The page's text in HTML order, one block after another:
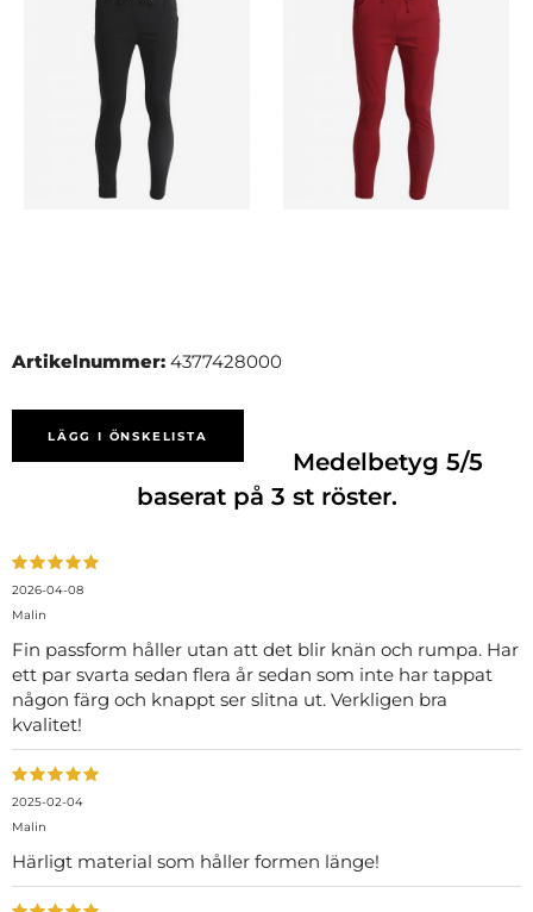
Artikelnummer: 4377428000
LÄGG I ÖNSKELISTA
Medelbetyg5/5
baserat på 3 st röster.
2026-04-08
Malin
Fin passform håller utan att det blir knän och rumpa. Har
ett par svarta sedan flera år sedan som inte har tappat
någon färg och knappt ser slitna ut. Verkligen bra
kvalitet!
2025-02-04
Malin
Härligt material som håller formen länge!